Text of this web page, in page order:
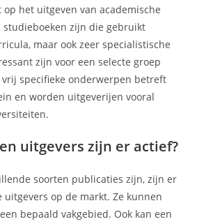
het uitgeven van academische
zijn die gebruikt
maar ook zeer specialistische
zijn voor een selecte groep
specifieke onderwerpen betreft
en worden uitgeverijen vooral
uitgevers zijn er actief?
soorten publicaties zijn, zijn er
uitgevers op de markt. Ze kunnen
bepaald vakgebied. Ook kan een